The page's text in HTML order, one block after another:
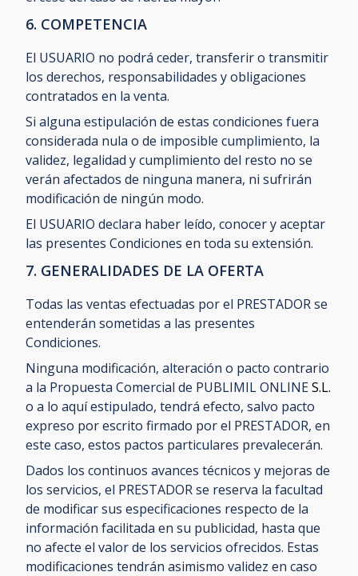
6. COMPETENCIA
El USUARIO no podrá ceder, transferir o transmitir
los derechos, responsabilidades y obligaciones
contratados en la venta.
Si alguna estipulación de estas condiciones fuera
considerada nula o de imposible cumplimiento, la
validez, legalidad y cumplimiento del resto no se
verán afectados de ninguna manera, ni sufrirán
modificación de ningún modo.
El USUARIO declara haber leído, conocer y aceptar
las presentes Condiciones en toda su extensión.
7. GENERALIDADES DE LA OFERTA
Todas las ventas efectuadas por el PRESTADOR se
entenderán sometidas a las presentes
Condiciones.
Ninguna modificación, alteración o pacto contrario
a la Propuesta Comercial de PUBLIMIL ONLINES.L.
o a lo aquí estipulado, tendrá efecto, salvo pacto
expreso por escrito firmado por el PRESTADOR, en
este caso, estos pactos particulares prevalecerán.
Dados los continuos avances técnicos y mejoras de
los servicios, el PRESTADOR se reserva la facultad
de modificar sus especificaciones respecto de la
información facilitada en su publicidad, hasta que
no afecte el valor de los servicios ofrecidos. Estas
modificaciones tendrán asimismo validez en caso